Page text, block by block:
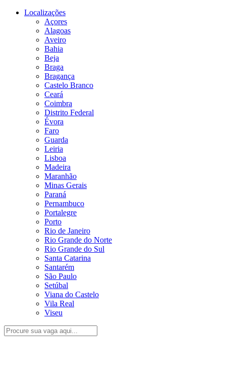
Localizações
Açores
Alagoas
Aveiro
Bahia
Beja
Braga
Bragança
Castelo Branco
Ceará
Coimbra
Distrito Federal
Évora
Faro
Guarda
Leiria
Lisboa
Madeira
Maranhão
Minas Gerais
Paraná
Pernambuco
Portalegre
Porto
Rio de Janeiro
Rio Grande do Norte
Rio Grande do Sul
Santa Catarina
Santarém
São Paulo
Setúbal
Viana do Castelo
Vila Real
Viseu